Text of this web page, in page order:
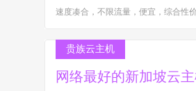
速度凑合，不限流量，便宜，综合性
贵族云主机
网络最好的新加坡云